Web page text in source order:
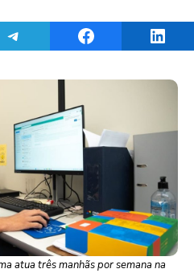
Share on TelegramShare on Facebook
atua três manhãs por semana na